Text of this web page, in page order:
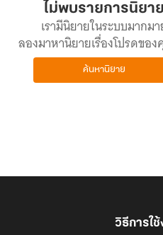
ไม่พบรายการนิยาย
เรามีนิยายในระบบมากม
ลองมาหานิยายเรื่องโปรดขอ
ค้นหานิยาย
วิธีการใ